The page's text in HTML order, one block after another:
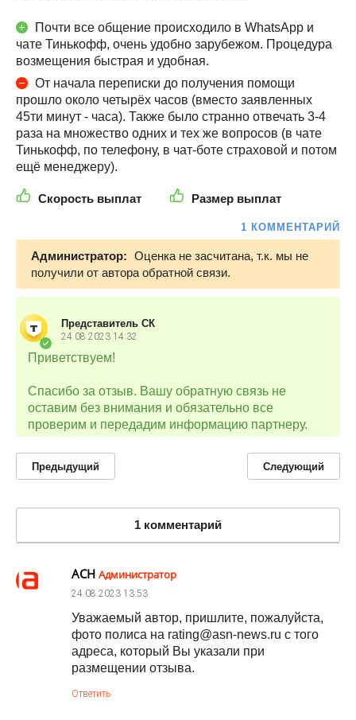
Почти все общение происходило в WhatsApp и
чате Тинькофф, очень удобно зарубежом. Процедура
возмещения быстрая и удобная.
От начала переписки до получения помощи
прошло около четырёх часов (вместо заявленных
45ти минут - часа). Также было странно отвечать 3-4
раза на множество одних и тех же вопросов (в чате
Тинькофф, по телефону, в чат-боте страховой и потом
ещё менеджеру).
Скорость выплат Размер выплат
1 КОММЕНТАРИЙ
Администратор: Оценка не засчитана, т.к. мы не
получили от автора обратной связи.
Представитель СК
24.08.2023 14:32
Приветствуем!
Спасибо за отзыв. Вашу обратную связь не
оставим без внимания и обязательно все
проверим и передадим информацию партнеру.
Предыдущий Следующий
1 комментарий
АСН Администратор
24.08.2023 13:53
Уважаемый автор, пришлите, пожалуйста,
фото полиса на rating@asn-news.ru с того
адреса, который Вы указали при
размещении отзыва.
Ответить